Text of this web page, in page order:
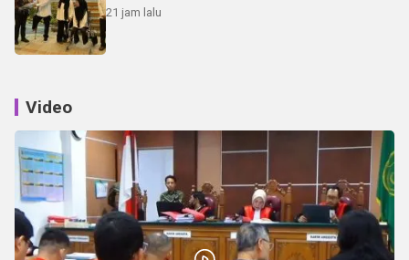
21 jam lalu
Video